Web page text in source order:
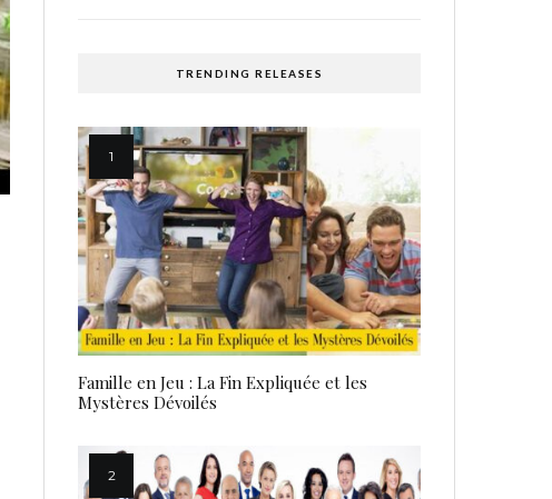
TRENDING RELEASES
Famille en Jeu : La Fin Expliquée et les
Mystères Dévoilés